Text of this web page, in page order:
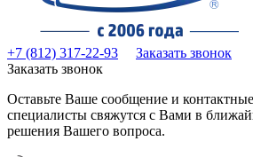
+7 (812) 317-22-93
Заказать звонок
Заказать звонок
Оставьте Ваше сообщение и
специалисты свяжутся с Вами в
решения Вашего вопроса.